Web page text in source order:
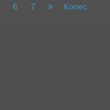
6 7 » Konec